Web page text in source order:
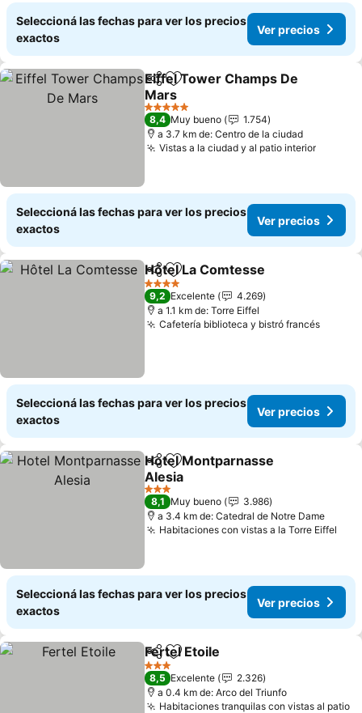
Seleccioná las fechas para ver los precios
exactos
Ver precios
CompartirAñadir a favoritos
Eiffel Tower Champs De
Mars
5 Estrellas
8,4 Muy bueno
1.754
a 3.7 km de: Centro de la ciudad
Vistas a la ciudad y al patio interior
Seleccioná las fechas para ver los precios
exactos
Ver precios
CompartirAñadir a favoritos
Hôtel La Comtesse
4 Estrellas
9,2 Excelente
4.269
a 1.1 km de: Torre Eiffel
Cafetería biblioteca y bistró francés
Seleccioná las fechas para ver los precios
exactos
Ver precios
CompartirAñadir a favoritos
Hotel Montparnasse
Alesia
3 Estrellas
8,1 Muy bueno
3.986
a 3.4 km de: Catedral de Notre Dame
Habitaciones con vistas a la Torre Eiffel
Seleccioná las fechas para ver los precios
exactos
Ver precios
CompartirAñadir a favoritos
Fertel Etoile
3 Estrellas
8,5 Excelente
2.326
a 0.4 km de: Arco del Triunfo
Habitaciones tranquilas con vistas al patio